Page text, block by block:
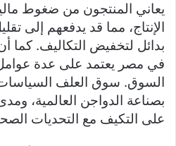
يعاني المنتجون من ضغوط
الإنتاج، مما قد يدفعهم إلى
بدائل لتخفيض التكاليف. كما
في مصر يعتمد على عدة
السوق. سوق العلف السياسات
بصناعة الدواجن العالمية،
على التكيف مع التحديات